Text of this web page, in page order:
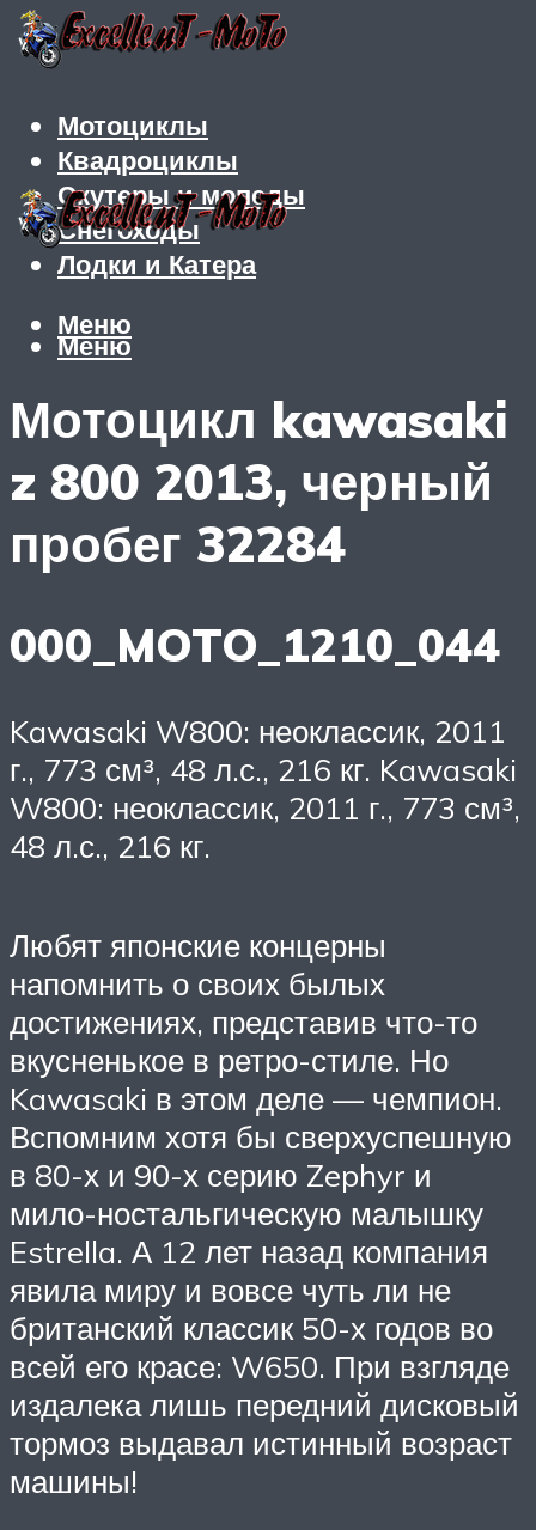
Мотоциклы
Квадроциклы
Скутеры и мопеды
Снегоходы
Лодки и Катера
Меню
Меню
Мотоцикл kawasaki
z 800 2013, черный
пробег 32284
000_MOTO_1210_044
Kawasaki W800: неоклассик, 2011
г., 773 см³, 48 л.с., 216 кг. Kawasaki
W800: неоклассик, 2011 г., 773 см³,
48 л.с., 216 кг.
Любят японские концерны
напомнить о своих былых
достижениях, представив что-то
вкусненькое в ретро-стиле. Но
Kawasaki в этом деле — чемпион.
Вспомним хотя бы сверхуспешную
в 80-х и 90-х серию Zephyr и
мило-ностальгическую малышку
Estrella. А 12 лет назад компания
явила миру и вовсе чуть ли не
британский классик 50-х годов во
всей его красе: W650. При взгляде
издалека лишь передний дисковый
тормоз выдавал истинный возраст
машины!